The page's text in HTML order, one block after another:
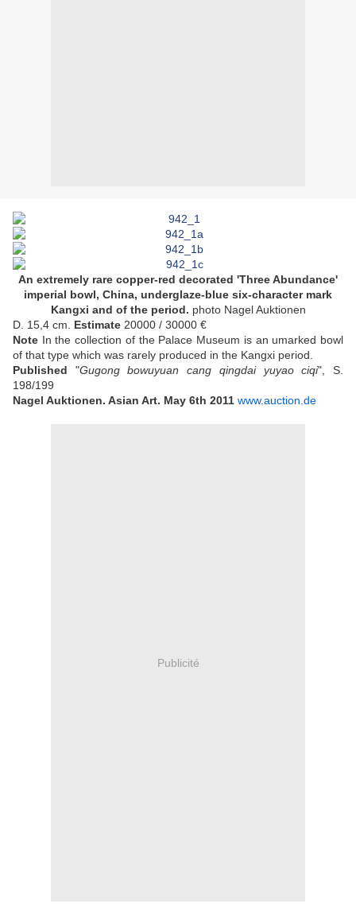
An extremely rare copper-red decorated 'Three Abundance'
imperial bowl, China, underglaze-blue six-character mark
Kangxi and of the period. photo Nagel Auktionen
D. 15,4 cm. Estimate 20000 / 30000 €
Note In the collection of the Palace Museum is an umarked bowl
of that type which was rarely produced in the Kangxi period.
Published "Gugong bowuyuan cang qingdai yuyao ciqi", S.
198/199
Nagel Auktionen. Asian Art. May 6th 2011 www.auction.de
Publicité